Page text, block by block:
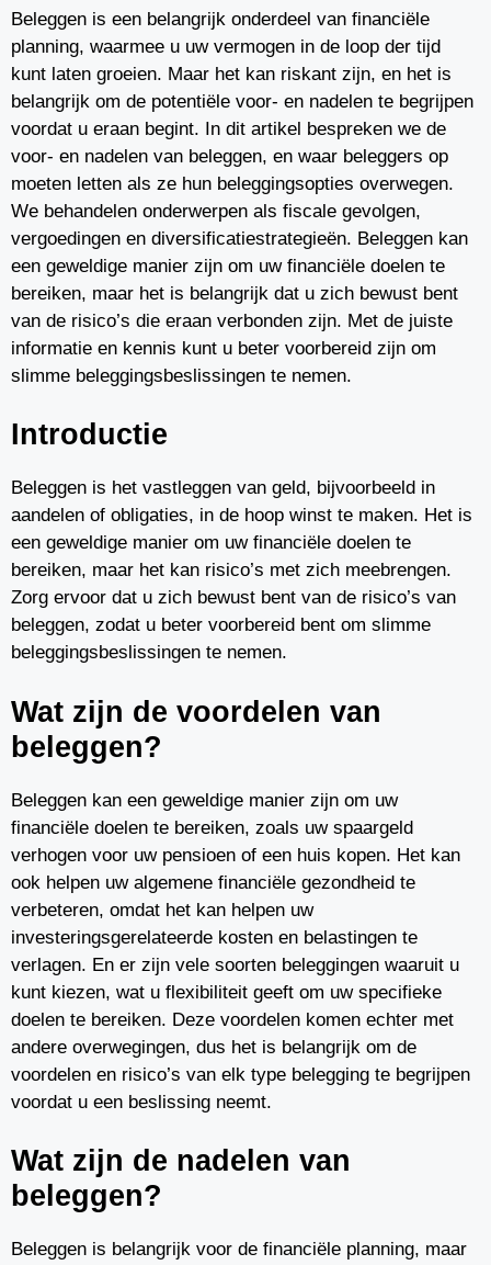
Beleggen is een belangrijk onderdeel van financiële
planning, waarmee u uw vermogen in de loop der tijd
kunt laten groeien. Maar het kan riskant zijn, en het is
belangrijk om de potentiële voor- en nadelen te begrijpen
voordat u eraan begint. In dit artikel bespreken we de
voor- en nadelen van beleggen, en waar beleggers op
moeten letten als ze hun beleggingsopties overwegen.
We behandelen onderwerpen als fiscale gevolgen,
vergoedingen en diversificatiestrategieën. Beleggen kan
een geweldige manier zijn om uw financiële doelen te
bereiken, maar het is belangrijk dat u zich bewust bent
van de risico’s die eraan verbonden zijn. Met de juiste
informatie en kennis kunt u beter voorbereid zijn om
slimme beleggingsbeslissingen te nemen.
Introductie
Beleggen is het vastleggen van geld, bijvoorbeeld in
aandelen of obligaties, in de hoop winst te maken. Het is
een geweldige manier om uw financiële doelen te
bereiken, maar het kan risico’s met zich meebrengen.
Zorg ervoor dat u zich bewust bent van de risico’s van
beleggen, zodat u beter voorbereid bent om slimme
beleggingsbeslissingen te nemen.
Wat zijn de voordelen van
beleggen?
Beleggen kan een geweldige manier zijn om uw
financiële doelen te bereiken, zoals uw spaargeld
verhogen voor uw pensioen of een huis kopen. Het kan
ook helpen uw algemene financiële gezondheid te
verbeteren, omdat het kan helpen uw
investeringsgerelateerde kosten en belastingen te
verlagen. En er zijn vele soorten beleggingen waaruit u
kunt kiezen, wat u flexibiliteit geeft om uw specifieke
doelen te bereiken. Deze voordelen komen echter met
andere overwegingen, dus het is belangrijk om de
voordelen en risico’s van elk type belegging te begrijpen
voordat u een beslissing neemt.
Wat zijn de nadelen van
beleggen?
Beleggen is belangrijk voor de financiële planning, maar